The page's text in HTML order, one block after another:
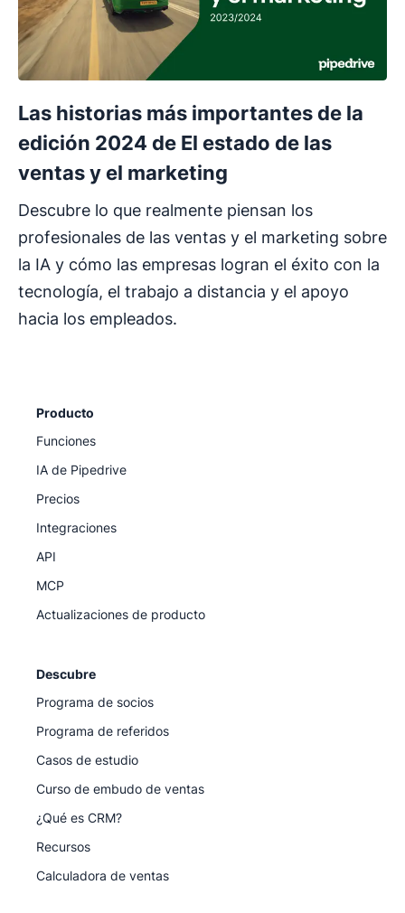
Las historias más importantes de la
edición 2024 de El estado de las
ventas y el marketing
Descubre lo que realmente piensan los
profesionales de las ventas y el marketing sobre
la IA y cómo las empresas logran el éxito con la
tecnología, el trabajo a distancia y el apoyo
hacia los empleados.
Producto
Funciones
IA de Pipedrive
Precios
Integraciones
API
MCP
Actualizaciones de producto
Descubre
Programa de socios
Programa de referidos
Casos de estudio
Curso de embudo de ventas
¿Qué es CRM?
Recursos
Calculadora de ventas